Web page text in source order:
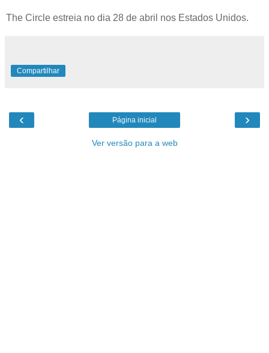
The Circle estreia no dia 28 de abril nos Estados Unidos.
Compartilhar
‹ ›
Página inicial
Ver versão para a web